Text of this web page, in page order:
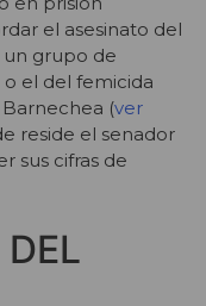
el asesinato del
un grupo de
o el del femicida
(ver
reside el senador
sus cifras de